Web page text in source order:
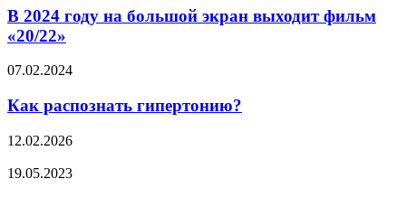
В 2024 году на большой экран выходит фильм
«20/22»
07.02.2024
Как распознать гипертонию?
12.02.2026
19.05.2023